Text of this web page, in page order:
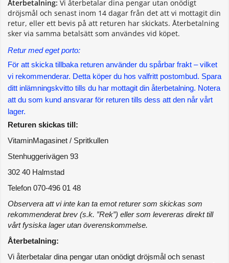
Återbetalning: Vi återbetalar dina pengar utan onödigt
dröjsmål och senast inom 14 dagar från det att vi mottagit din
retur, eller ett bevis på att returen har skickats. Återbetalning
sker via samma betalsätt som användes vid köpet.
Retur med eget porto:
För att skicka tillbaka returen använder du spårbar frakt – vilket
vi rekommenderar. Detta köper du hos valfritt postombud. Spara
ditt inlämningskvitto tills du har mottagit din återbetalning. Notera
att du som kund ansvarar för returen tills dess att den når vårt
lager.
Returen skickas till:
VitaminMagasinet / Spritkullen
Stenhuggerivägen 93
302 40 Halmstad
Telefon 070-496 01 48
Observera att vi inte kan ta emot returer som skickas som
rekommenderat brev (s.k. ”Rek”) eller som levereras direkt till
vårt fysiska lager utan överenskommelse.
Återbetalning:
Vi återbetalar dina pengar utan onödigt dröjsmål och senast